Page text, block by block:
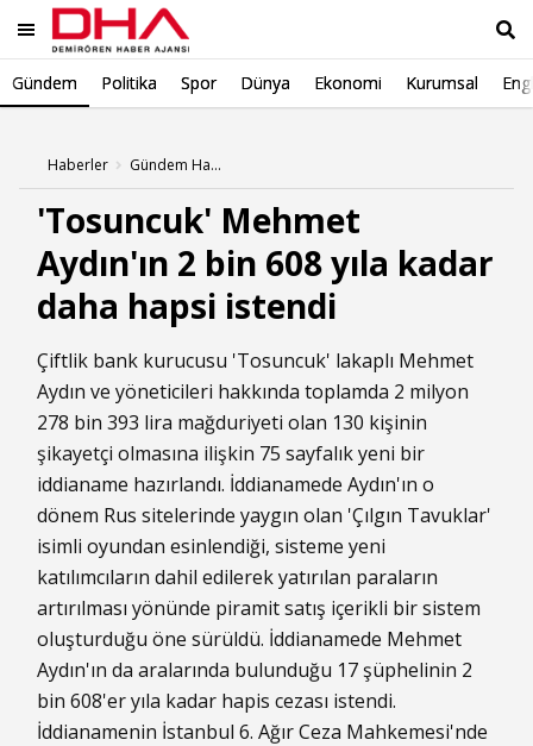
Gündem Politika Spor Dünya Ekonomi Kurumsal
Haberler Gündem Haberleri
'Tosuncuk' Mehmet
Aydın'ın 2 bin 608 yıla kadar
daha hapsi istendi
Çiftlik bank kurucusu 'Tosuncuk' lakaplı Mehmet
Aydın ve yöneticileri hakkında toplamda 2 milyon
278 bin 393 lira mağduriyeti olan 130 kişinin
şikayetçi olmasına ilişkin 75 sayfalık yeni bir
iddianame hazırlandı. İddianamede Aydın'ın o
dönem Rus sitelerinde yaygın olan 'Çılgın Tavuklar'
isimli oyundan esinlendiği, sisteme yeni
katılımcıların dahil edilerek yatırılan paraların
artırılması yönünde piramit satış içerikli bir sistem
oluşturduğu öne sürüldü. İddianamede Mehmet
Aydın'ın da aralarında bulunduğu 17 şüphelinin 2
bin 608'er yıla kadar hapis cezası istendi.
İddianamenin İstanbul 6. Ağır Ceza Mahkemesi'nde